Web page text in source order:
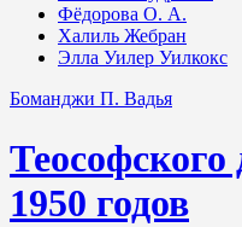
Фёдорова О. А.
Халиль Жебран
Элла Уилер Уилкокс
Боманджи П. Вадья
1950 годов